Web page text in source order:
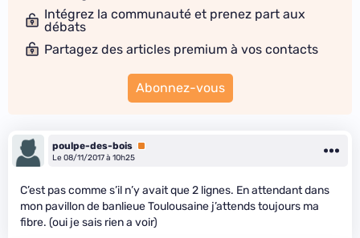
Intégrez la communauté et prenez part aux
débats
Partagez des articles premium à vos contacts
Abonnez-vous
poulpe-des-bois Premium
Le 08/11/2017 à 10h25
C’est pas comme s’il n’y avait que 2 lignes. En attendant dans
mon pavillon de banlieue Toulousaine j’attends toujours ma
fibre. (oui je sais rien a voir)